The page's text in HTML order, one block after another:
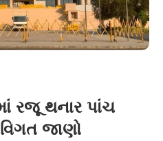
રજૂ થનાર પાંચ
જાણો